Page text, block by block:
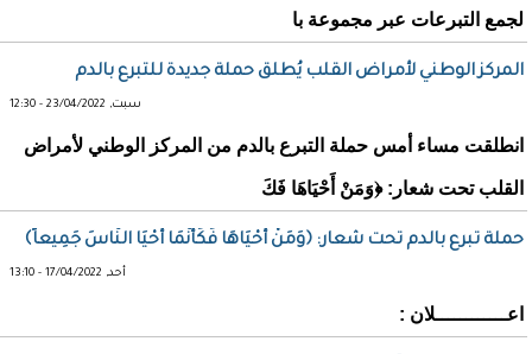
لجمع التبرعات عبر مجموعة با
المركز الوطني لأمراض القلب يُطلق حملة جديدة للتبرع بالدم
سبت, 23/04/2022 - 12:30
انطلقت مساء أمس حملة التبرع بالدم من المركز الوطني لأمراض
القلب تحت شعار: ﴿وَمَنْ أَحْيَاهَا فَكَ
حملة تبرع بالدم تحت شعار: ﴿وَمَنْ أَحْيَاهَا فَكَأَنَّمَا أَحْيَا النَّاسَ جَمِيعاً﴾
أحد, 17/04/2022 - 13:10
اعــــــــــــلان :